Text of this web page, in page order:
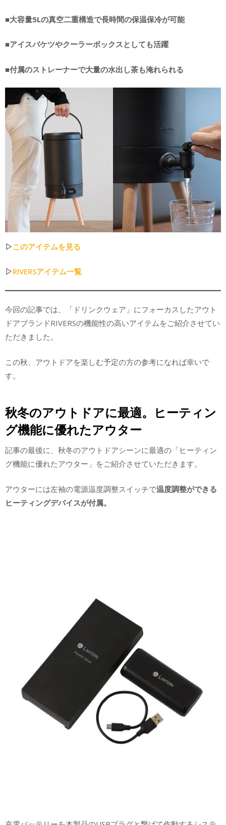
■大容量5Lの真空二重構造で長時間の保温保冷が可能
■アイスバケツやクーラーボックスとしても活躍
■付属のストレーナーで大量の水出し茶も淹れられる
▷このアイテムを見る
▷RIVERSアイテム一覧
今回の記事では、「ドリンクウェア」にフォーカスしたアウト
ドアブランドRIVERSの機能性の高いアイテムをご紹介させてい
ただきました。
この秋、アウトドアを楽しむ予定の方の参考になれば幸いで
す。
秋冬のアウトドアに最適。ヒーティン
グ機能に優れたアウター
記事の最後に、秋冬のアウトドアシーンに最適の「ヒーティン
グ機能に優れたアウター」をご紹介させていただきます。
アウターには左袖の電源温度調整スイッチで温度調整ができる
ヒーティングデバイスが付属。